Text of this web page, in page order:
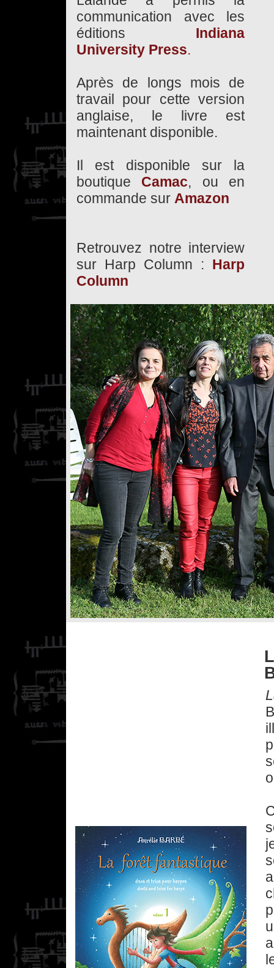
communication avec les
éditions Indiana
University Press.
Après de longs mois de
travail pour cette version
anglaise, le livre est
maintenant disponible.
Il est disponible sur la
boutique Camac, ou en
commande sur Amazon
Retrouvez notre interview
sur Harp Column : Harp
Column